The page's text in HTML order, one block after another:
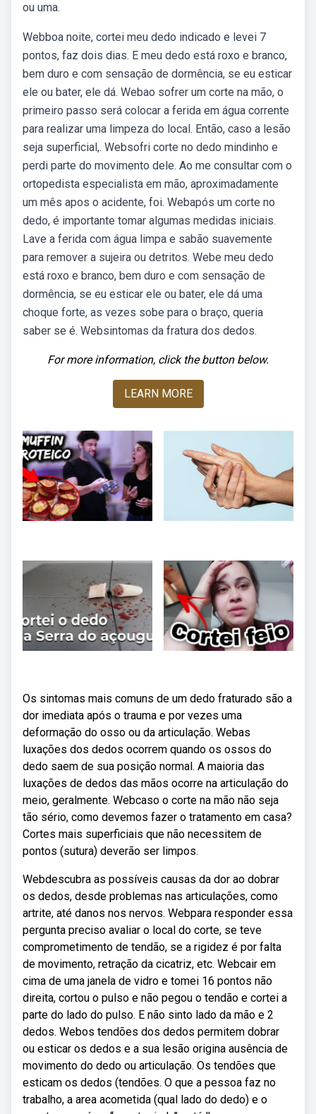
ou uma.
Webboa noite, cortei meu dedo indicado e levei 7
pontos, faz dois dias. E meu dedo está roxo e branco,
bem duro e com sensação de dormência, se eu esticar
ele ou bater, ele dá. Webao sofrer um corte na mão, o
primeiro passo será colocar a ferida em água corrente
para realizar uma limpeza do local. Então, caso a lesão
seja superficial,. Websofri corte no dedo mindinho e
perdi parte do movimento dele. Ao me consultar com o
ortopedista especialista em mão, aproximadamente
um mês apos o acidente, foi. Webapós um corte no
dedo, é importante tomar algumas medidas iniciais.
Lave a ferida com água limpa e sabão suavemente
para remover a sujeira ou detritos. Webe meu dedo
está roxo e branco, bem duro e com sensação de
dormência, se eu esticar ele ou bater, ele dá uma
choque forte, as vezes sobe para o braço, queria
saber se é. Websintomas da fratura dos dedos.
For more information, click the button below.
LEARN MORE
Os sintomas mais comuns de um dedo fraturado são a
dor imediata após o trauma e por vezes uma
deformação do osso ou da articulação. Webas
luxações dos dedos ocorrem quando os ossos do
dedo saem de sua posição normal. A maioria das
luxações de dedos das mãos ocorre na articulação do
meio, geralmente. Webcaso o corte na mão não seja
tão sério, como devemos fazer o tratamento em casa?
Cortes mais superficiais que não necessitem de
pontos (sutura) deverão ser limpos.
Webdescubra as possíveis causas da dor ao dobrar
os dedos, desde problemas nas articulações, como
artrite, até danos nos nervos. Webpara responder essa
pergunta preciso avaliar o local do corte, se teve
comprometimento de tendão, se a rigidez é por falta
de movimento, retração da cicatriz, etc. Webcair em
cima de uma janela de vidro e tomei 16 pontos não
direita, cortou o pulso e não pegou o tendão e cortei a
parte do lado do pulso. E não sinto lado da mão e 2
dedos. Webos tendões dos dedos permitem dobrar
ou esticar os dedos e a sua lesão origina ausência de
movimento do dedo ou articulação. Os tendões que
esticam os dedos (tendões. O que a pessoa faz no
trabalho, a area acometida (qual lado do dedo) e o